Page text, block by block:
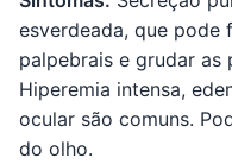
esverdeada, que pode
palpebrais e grudar as
Hiperemia intensa,
ocular são comuns.
do olho.